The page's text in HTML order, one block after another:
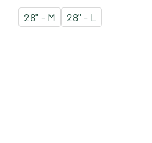
28" - M 28" - L